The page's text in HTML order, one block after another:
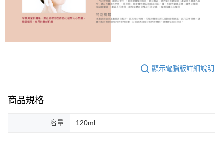
顯示電腦版詳細說明
商品規格
容量 120ml